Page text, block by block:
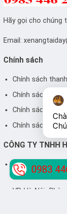
Hãy gọi cho chúng
Email:
Chính sách
Chính sách
Chính sách vận
Chính sách bảo
Chính sách bảo
CÔNG TY TNHH
Địa chỉ: 13/10
Quận 12, Hồ Chí
VP Hà Nội:
0983